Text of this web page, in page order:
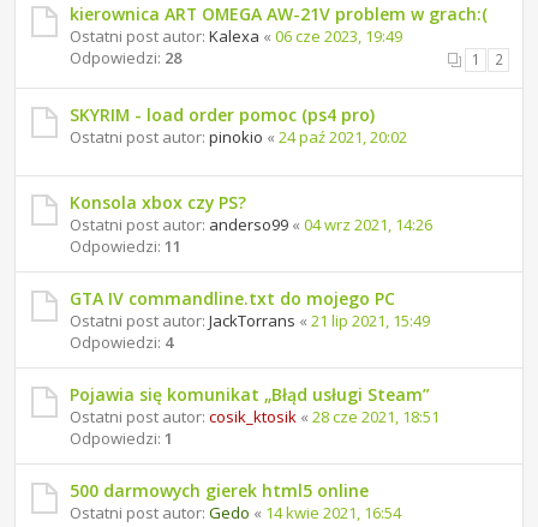
kierownica ART OMEGA AW-21V problem w grach:(
Ostatni post autor: Kalexa « 06 cze 2023, 19:49
Odpowiedzi: 28 1 2
SKYRIM - load order pomoc (ps4 pro)
Ostatni post autor: pinokio « 24 paź 2021, 20:02
Konsola xbox czy PS?
Ostatni post autor: anderso99 « 04 wrz 2021, 14:26
Odpowiedzi: 11
GTA IV commandline.txt do mojego PC
Ostatni post autor: JackTorrans « 21 lip 2021, 15:49
Odpowiedzi: 4
Pojawia się komunikat „Błąd usługi Steam”
Ostatni post autor: cosik_ktosik « 28 cze 2021, 18:51
Odpowiedzi: 1
500 darmowych gierek html5 online
Ostatni post autor: Gedo « 14 kwie 2021, 16:54